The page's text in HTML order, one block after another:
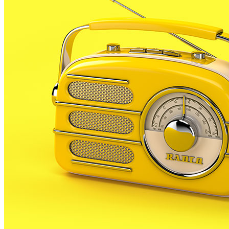
El líder dels populars palafollencs creu que no és
coherent que els partits que han defensat postures
contraries a l’equip de govern, ara s’ofereixin per
pactar amb ells. Bermán ho exemplifica amb casos
com el de l’enllumenat de Mas Reixach. El popular es
pregunta si mantindran les seves postures dins el
govern municipal, contràries a les posicions dels
socialistes, o si estaran d’acord amb la polítiques de
càrrecs de confiança del consistori socialista.
Per tot plegat creu que aquests procés de pactes és
un circ, en el que qui perd és la democràcia. Bermán